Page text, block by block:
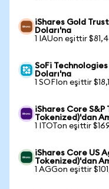
iShares Gold
Doları'na
1 IAUon eşittir
SoFi
Doları'na
1 SOFIon eşittir
iShares Core
Tokenized)'dan
1 ITOTon eşittir
iShares Core US
Tokenized)'dan
1 AGGon eşittir